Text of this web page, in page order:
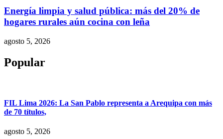
Energía limpia y salud pública: más del 20% de
hogares rurales aún cocina con leña
agosto 5, 2026
Popular
FIL Lima 2026: La San Pablo representa a Arequipa con más
de 70 títulos,
agosto 5, 2026